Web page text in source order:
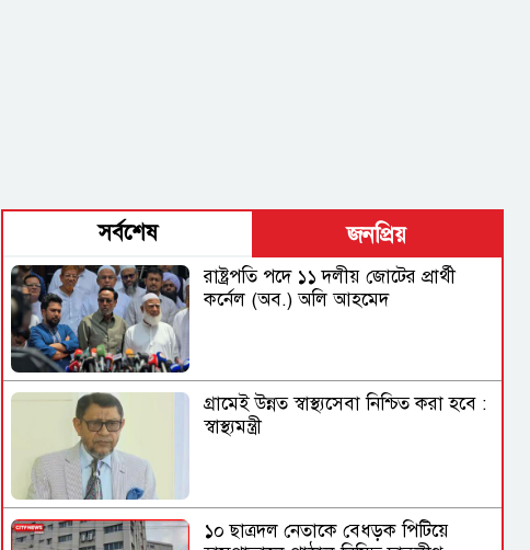
সর্বশেষ জনপ্রিয়
রাষ্ট্রপতি পদে ১১ দলীয় জোটের প্রার্থী
কর্নেল (অব.) অলি আহমেদ
গ্রামেই উন্নত স্বাস্থ্যসেবা নিশ্চিত করা হবে :
স্বাস্থ্যমন্ত্রী
১০ ছাত্রদল নেতাকে বেধড়ক পিটিয়ে